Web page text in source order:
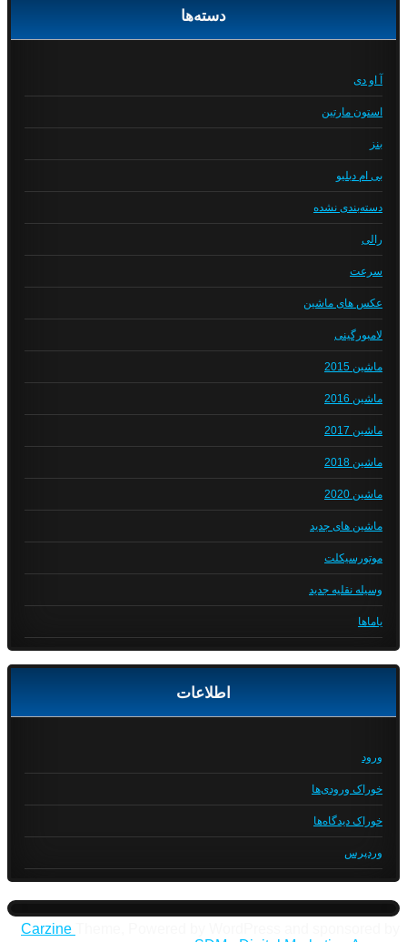
دسته‌ها
آ او دی
استون مارتین
بنز
بی ام دبلیو
دسته‌بندی نشده
رالی
سرعت
عکس های ماشین
لامبورگینی
ماشین 2015
ماشین 2016
ماشین 2017
ماشین 2018
ماشین 2020
ماشین های جدید
موتورسیکلت
وسیله نقلیه جدید
یاماها
اطلاعات
ورود
خوراک ورودی‌ها
خوراک دیدگاه‌ها
وردپرس
Carzine